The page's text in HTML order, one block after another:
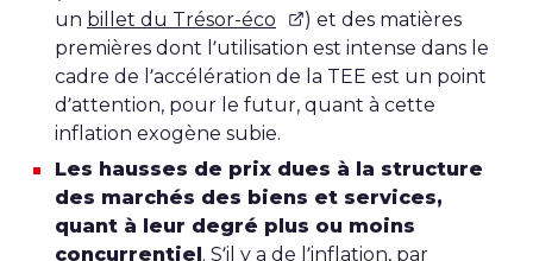
un billet du Trésor-éco
) et des matières
premières dont l’utilisation est intense dans le
cadre de l’accélération de la TEE est un point
d’attention, pour le futur, quant à cette
inflation exogène subie.
Les hausses de prix dues à la structure
des marchés des biens et services,
quant à leur degré plus ou moins
concurrentiel. S’il y a de l’inflation, par